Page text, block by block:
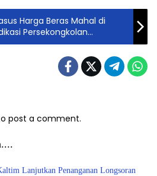
Harga Beras Mahal di
Persekongkolan
Agen
post a comment.
Lanjutkan Penanganan Longsoran